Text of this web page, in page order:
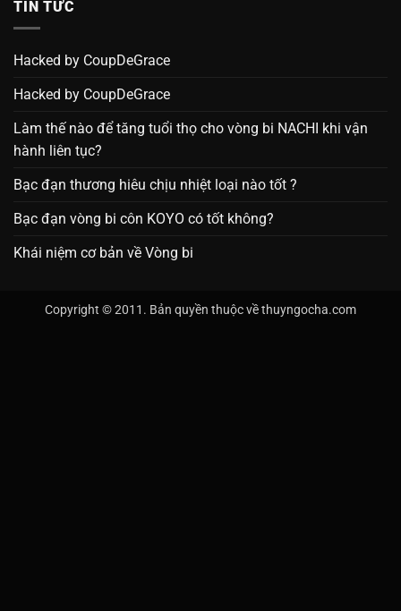
TIN TỨC
Hacked by CoupDeGrace
Hacked by CoupDeGrace
Làm thế nào để tăng tuổi thọ cho vòng bi NACHI khi vận
hành liên tục?
Bạc đạn thương hiêu chịu nhiệt loại nào tốt ?
Bạc đạn vòng bi côn KOYO có tốt không?
Khái niệm cơ bản về Vòng bi
Copyright © 2011. Bản quyền thuộc về thuyngocha.com